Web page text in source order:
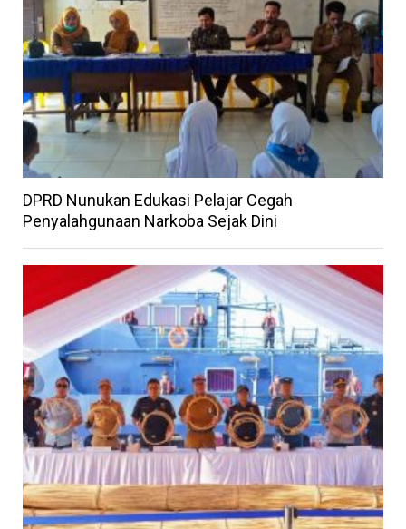
DPRD Nunukan Edukasi Pelajar Cegah
Penyalahgunaan Narkoba Sejak Dini